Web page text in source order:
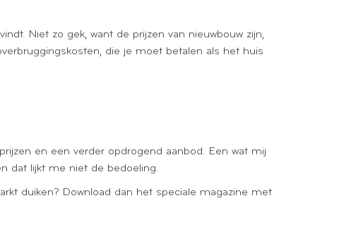
Niet zo gek, want de prijzen van nieuwbouw zijn,
die je moet betalen als het huis
en een verder opdrogend aanbod. Een wat mij
dat lijkt me niet de bedoeling.
duiken? Download dan het speciale magazine met